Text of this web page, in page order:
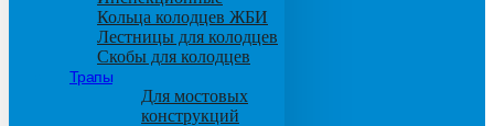
Кольца колодцев ЖБИ
Лестницы для колодцев
Скобы для колодцев
Трапы
Для мостовых
конструкций